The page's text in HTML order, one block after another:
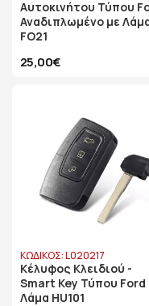
Αυτοκινήτου Τύπου
Αναδιπλωμένο με
FO21
25,00€
ΚΩΔΙΚΟΣ: L020217
Κέλυφος Κλειδιού -
Smart Key Τύπου Ford
Λάμα HU101